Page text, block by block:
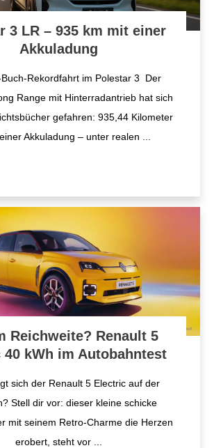
3 LR – 935 km mit einer
Akkuladung
Rekordfahrt im Polestar 3 Der
Range mit Hinterradantrieb hat sich
gefahren: 935,44 Kilometer
Akkuladung – unter realen
Reichweite? Renault 5
40 kWh im Autobahntest
sich der Renault 5 Electric auf der
Stell dir vor: dieser kleine schicke
mit seinem Retro-Charme die Herzen
erobert, steht vor